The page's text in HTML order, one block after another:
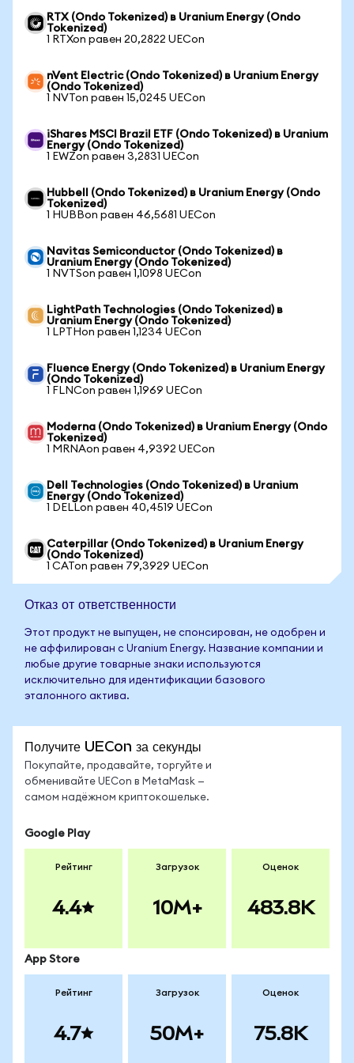
RTX (Ondo Tokenized) в Uranium Energy (Ondo
Tokenized)
1 RTXon равен 20,2822 UECon
nVent Electric (Ondo Tokenized) в Uranium Energy
(Ondo Tokenized)
1 NVTon равен 15,0245 UECon
iShares MSCI Brazil ETF (Ondo Tokenized) в Uranium
Energy (Ondo Tokenized)
1 EWZon равен 3,2831 UECon
Hubbell (Ondo Tokenized) в Uranium Energy (Ondo
Tokenized)
1 HUBBon равен 46,5681 UECon
Navitas Semiconductor (Ondo Tokenized) в
Uranium Energy (Ondo Tokenized)
1 NVTSon равен 1,1098 UECon
LightPath Technologies (Ondo Tokenized) в
Uranium Energy (Ondo Tokenized)
1 LPTHon равен 1,1234 UECon
Fluence Energy (Ondo Tokenized) в Uranium Energy
(Ondo Tokenized)
1 FLNCon равен 1,1969 UECon
Moderna (Ondo Tokenized) в Uranium Energy (Ondo
Tokenized)
1 MRNAon равен 4,9392 UECon
Dell Technologies (Ondo Tokenized) в Uranium
Energy (Ondo Tokenized)
1 DELLon равен 40,4519 UECon
Caterpillar (Ondo Tokenized) в Uranium Energy
(Ondo Tokenized)
1 CATon равен 79,3929 UECon
Отказ от ответственности
Этот продукт не выпущен, не спонсирован, не одобрен и
не аффилирован с Uranium Energy. Название компании и
любые другие товарные знаки используются
исключительно для идентификации базового
эталонного актива.
Получите UECon за секунды
Покупайте, продавайте, торгуйте и
обменивайте UECon в MetaMask —
самом надёжном криптокошельке.
Google Play
Рейтинг
4.4
Загрузок
10M+
Оценок
483.8K
App Store
Рейтинг
4.7
Загрузок
50M+
Оценок
75.8K